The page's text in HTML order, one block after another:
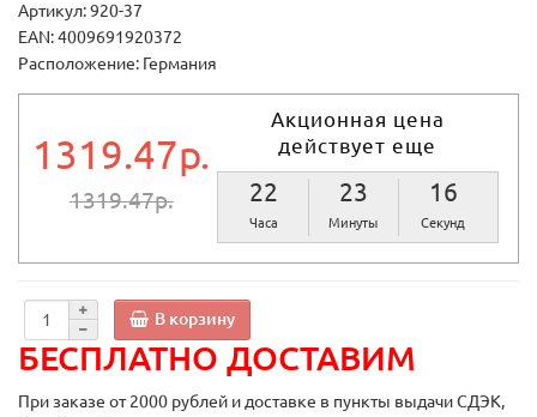
Артикул: 920-37
EAN: 4009691920372
Расположение: Германия
1319.47р.
1319.47р.
Акционная цена
действует еще
22
Часа
23
Минуты
15
Секунд
В корзину
БЕСПЛАТНО ДОСТАВИМ
При заказе от 2000 рублей и доставке в пункты выдачи СДЭК,